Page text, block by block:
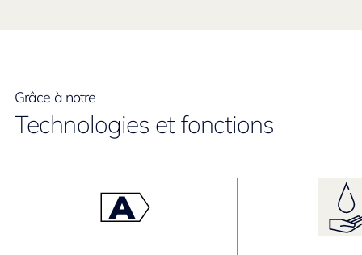
Grâce à notre
Technologies et fonctions